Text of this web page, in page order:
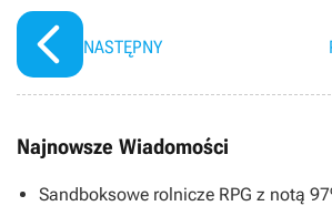
NASTĘPNY
Najnowsze Wiadomości
Sandboksowe rolnicze RPG z notą